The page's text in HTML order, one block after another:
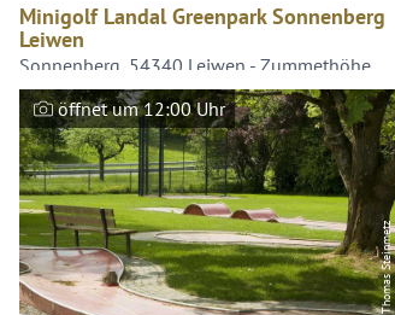
Minigolf Landal Greenpark Sonnenberg
Leiwen
Sonnenberg, 54340 Leiwen - Zummethöhe
Thomas Steinmetz
öffnet um 12:00 Uhr